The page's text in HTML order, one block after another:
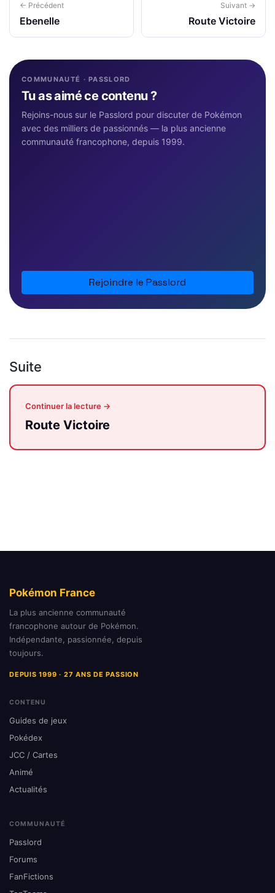
← Précédent
Ebenelle
Suivant →
Route Victoire
COMMUNAUTÉ · PASSLORD
Tu as aimé ce contenu ?
Rejoins-nous sur le Passlord pour discuter de Pokémon
avec des milliers de passionnés — la plus ancienne
communauté francophone, depuis 1999.
Rejoindre le Passlord
Suite
Continuer la lecture →
Route Victoire
Pokémon France
La plus ancienne communauté
francophone autour de Pokémon.
Indépendante, passionnée, depuis
toujours.
DEPUIS 1999 · 27 ANS DE PASSION
CONTENU
Guides de jeux
Pokédex
JCC / Cartes
Animé
Actualités
COMMUNAUTÉ
Passlord
Forums
FanFictions